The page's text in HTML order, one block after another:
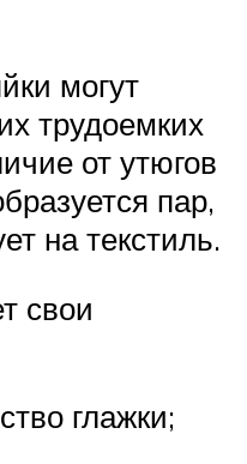
могут
трудоемких
от утюгов
пар,
на текстиль.
свои
глажки;